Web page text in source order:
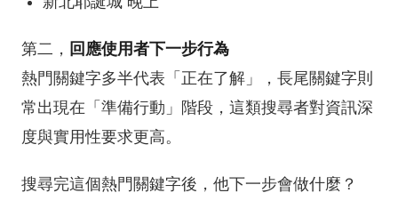
第二， 回應使用者下一步行為
熱門關鍵字多半代表「正在了解」，長尾關鍵字則
常出現在「準備行動」階段，這類搜尋者對資訊深
度與實用性要求更高。
搜尋完這個熱門關鍵字後，他下一步會做什麼？